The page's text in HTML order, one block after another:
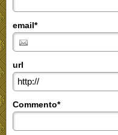
email*
url
Commento*